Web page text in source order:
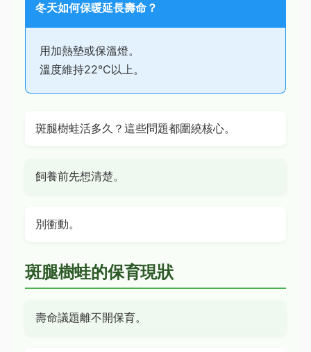
冬天如何保暖延長壽命？
用加熱墊或保溫燈。
溫度維持22°C以上。
斑腿樹蛙活多久？這些問題都圍繞核心。
飼養前先想清楚。
別衝動。
斑腿樹蛙的保育現狀
壽命議題離不開保育。